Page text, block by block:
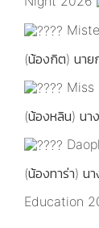
(น้องกิต) นาย
Miss
(น้องหลิน) นา
(น้องทาร่า) น
Education